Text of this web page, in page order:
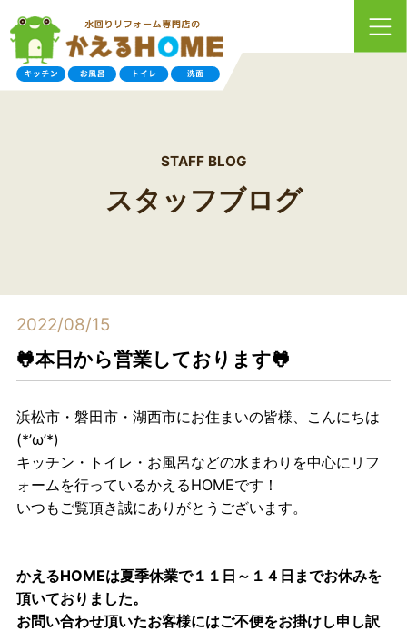
STAFF BLOG
スタッフブログ
2022/08/15
🐸本日から営業しております🐸
浜松市・磐田市・湖西市にお住まいの皆様、こんにちは
(*’ω’*)
キッチン・トイレ・お風呂などの水まわりを中心にリフ
ォームを行っているかえるHOMEです！
いつもご覧頂き誠にありがとうございます。
かえるHOMEは夏季休業で１１日～１４日までお休みを
頂いておりました。
お問い合わせ頂いたお客様にはご不便をお掛けし申し訳